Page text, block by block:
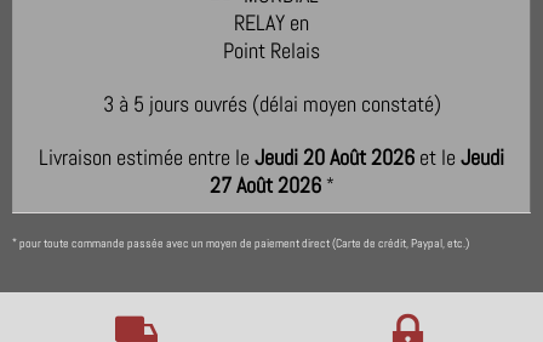
3 à 5 jours ouvrés (délai moyen constaté)
Livraison estimée entre le Jeudi 20 Août 2026 et le Jeudi
27 Août 2026 *
* pour toute commande passée avec un moyen de paiement direct (Carte de crédit, Paypal, etc.)